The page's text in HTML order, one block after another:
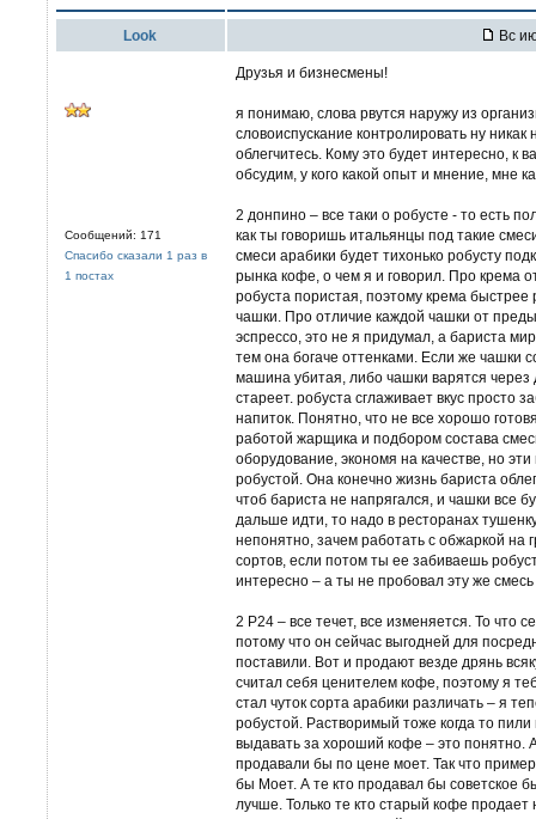
Look Вс
Сообщений: 171
Спасибо сказали 1 раз в
1 постах
Друзья и бизнесмены!
я понимаю, слова рвутся наружу из
словоиспускание контролировать ну
облегчитесь. Кому это будет интересно, к
обсудим, у кого какой опыт и мнение, мне
2 донпино – все таки о робусте - то есть
как ты говоришь итальянцы под такие
смеси арабики будет тихонько робусту
рынка кофе, о чем я и говорил. Про крема
робуста пористая, поэтому крема быстрее
чашки. Про отличие каждой чашки от
эспрессо, это не я придумал, а бариста
тем она богаче оттенками. Если же чашки
машина убитая, либо чашки варятся через
стареет. робуста сглаживает вкус просто
напиток. Понятно, что не все хорошо
работой жарщика и подбором состава
оборудование, экономя на качестве, но
робустой. Она конечно жизнь бариста
чтоб бариста не напрягался, и чашки все
дальше идти, то надо в ресторанах
непонятно, зачем работать с обжаркой на
сортов, если потом ты ее забиваешь
интересно – а ты не пробовал эту же
2 Р24 – все течет, все изменяется. То что
потому что он сейчас выгодней для
поставили. Вот и продают везде дрянь
считал себя ценителем кофе, поэтому я
стал чуток сорта арабики различать – я
робустой. Растворимый тоже когда то
выдавать за хороший кофе – это понятно.
продавали бы по цене моет. Так что
бы Моет. А те кто продавал бы советское
лучше. Только те кто старый кофе